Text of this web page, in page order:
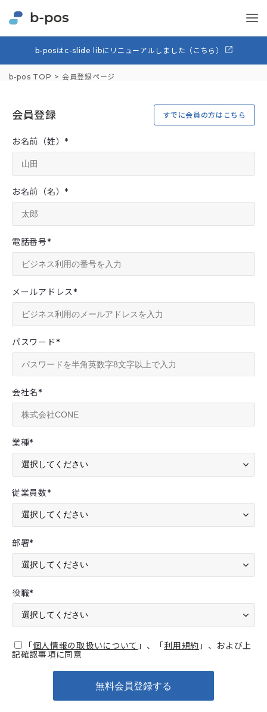
b-posはc-slide libにリニューアルしました（こちら）
b-pos TOP 会員登録ページ
会員登録 すでに会員の方はこちら
お名前（姓）*
お名前（名）*
電話番号*
メールアドレス*
パスワード*
会社名*
業種*
従業員数*
部署*
役職*
「個人情報の取扱いについて 」、「利用規約 」、および上
記確認事項に同意